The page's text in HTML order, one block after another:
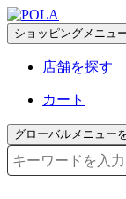
ペ
ー
で
す
コ
ショッピングメニュ
店舗を探す
カート
グローバルメニュー
検索キーワード入力